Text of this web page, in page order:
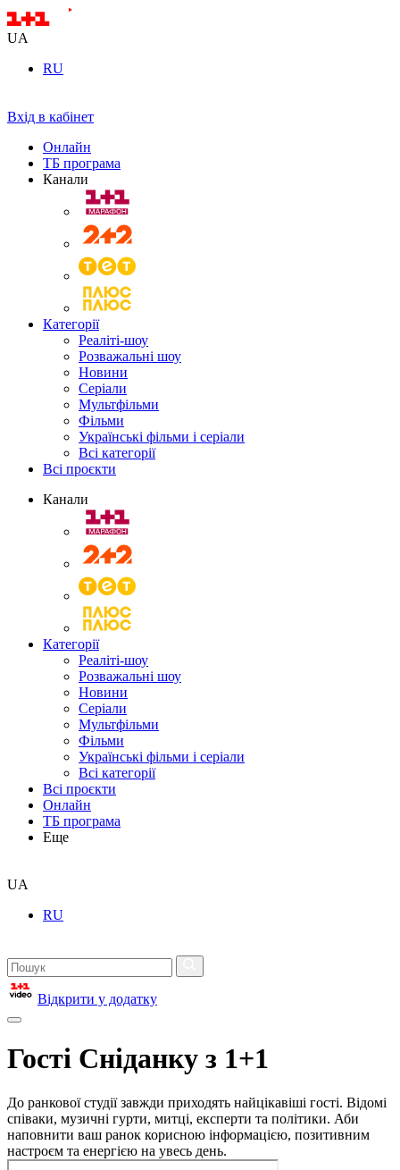
UA
RU
Вхід в кабінет
Онлайн
ТБ програма
Канали
Категорії
Реаліті-шоу
Розважальні шоу
Новини
Серіали
Мультфільми
Фільми
Українські фільми і серіали
Всі категорії
Всі проєкти
Канали
Категорії
Реаліті-шоу
Розважальні шоу
Новини
Серіали
Мультфільми
Фільми
Українські фільми і серіали
Всі категорії
Всі проєкти
Онлайн
ТБ програма
Еще
UA
RU
Відкрити у додатку
Гості Сніданку з 1+1
До ранкової студії завжди приходять найцікавіші гості. Відомі
співаки, музичні гурти, митці, експерти та політики. Аби
наповнити ваш ранок корисною інформацією, позитивним
настроєм та енергією на увесь день.